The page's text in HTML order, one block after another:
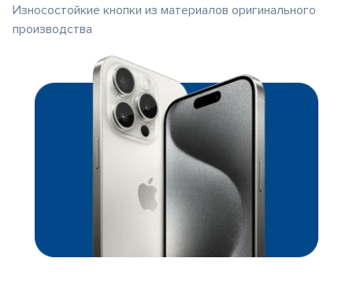
Износостойкие кнопки из материалов оригинального
производства